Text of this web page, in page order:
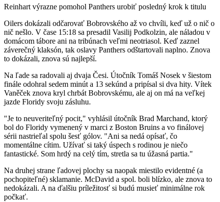
Video
Reinhart výrazne pomohol Panthers urobiť posledný krok k titulu
Oilers dokázali odčarovať Bobrovského až vo chvíli, keď už o nič o
nič nešlo. V čase 15:18 sa presadil Vasilij Podkolzin, ale náladou v
domácom tábore ani na tribúnach veľmi neotriasol. Keď zaznel
záverečný klaksón, tak oslavy Panthers odštartovali naplno. Znova
to dokázali, znova sú najlepší.
Na ľade sa radovali aj dvaja Česi. Útočník Tomáš Nosek v šiestom
finále odohral sedem minút a 13 sekúnd a pripísal si dva hity. Vítek
Vaněček znova kryl chrbát Bobrovskému, ale aj on má na veľkej
jazde Floridy svoju zásluhu.
"Je to neuveriteľný pocit," vyhlásil útočník Brad Marchand, ktorý
bol do Floridy vymenený v marci z Boston Bruins a vo finálovej
sérii nastrieľal spolu šesť gólov. "Ani sa nedá opísať, čo
momentálne cítim. Užívať si taký úspech s rodinou je niečo
fantastické. Som hrdý na celý tím, stretla sa tu úžasná partia."
Na druhej strane ľadovej plochy sa naopak miestilo evidentné (a
pochopiteľné) sklamanie. McDavid a spol. boli blízko, ale znova to
nedokázali. A na ďalšiu príležitosť si budú musieť minimálne rok
počkať.